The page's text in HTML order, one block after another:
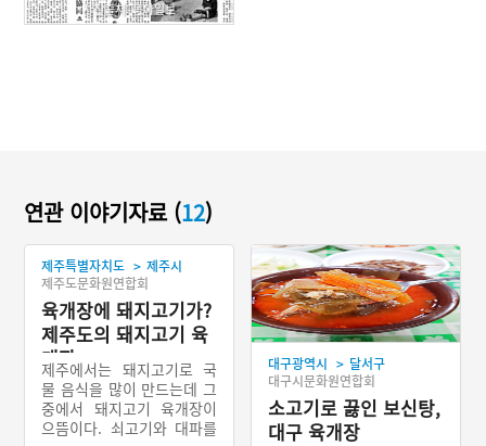
사진출처: 동아일보
연관 이야기자료 (12)
제주특별자치도 > 제주시
제주도문화원연합회
육개장에 돼지고기가?
제주도의 돼지고기 육
개장
제주에서는 돼지고기로 국
물 음식을 많이 만드는데 그
중에서 돼지고기 육개장이
으뜸이다. 쇠고기와 대파를
대구광역시 > 달서구
대구시문화원연합회
소고기로 끓인 보신탕,
대구 육개장